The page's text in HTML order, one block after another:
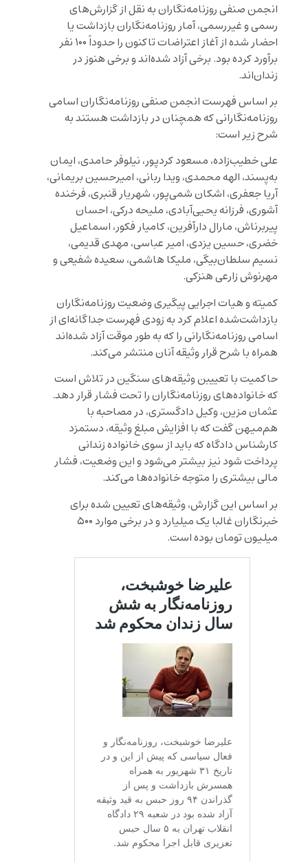
انجمن صنفی روزنامه‌نگاران به نقل از گزارش‌های
رسمی و غیررسمی، آمار روزنامه‌نگاران بازداشت یا
احضار شده از آغاز اعتراضات تاکنون را حدوداً ۱۰۰ نفر
برآورد کرده بود. برخی آزاد شده‌اند و برخی هنوز در
زندان‌اند.
بر اساس فهرست انجمن صنفی روزنامه‌نگاران اسامی
روزنامه‌نگارانی که همچنان در بازداشت هستند به
شرح زیر است:
علی خطیب‌زاده، مسعود کردپور، نیلوفر حامدی، ایمان
به‌‌پسند، الهه محمدی، ویدا ربانی، امیرحسین بریمانی،
آریا جعفری، اشکان شمی‌پور، شهریار قنبری، فرخنده
آشوری، فرزانه یحیی‌آبادی، ملیحه درکی، احسان
پیربرناش، مارال دارآفرین، کامیار فکور، اسماعیل
خضری، حسین یزدی، امیر عباسی، مهدی قدیمی،
نسیم سلطان‌بیگی، ملیکا هاشمی، سعیده شفیعی و
مهرنوش زارعی هنزکی.
کمیته و هیات اجرایی پیگیری وضعیت روزنامه‌نگاران
بازداشت‌شده اعلام کرد به زودی فهرست جداگانه‌ای از
اسامی روزنامه‌نگارانی را که به طور موقت آزاد شده‌اند
همراه با شرح قرار وثیقه آنان منتشر می‌کند.
حاکمیت با تعییبن وثیقه‌های سنگین در تلاش است
که خانواده‌های روزنامه‌نگاران را تحت فشار قرار دهد.
عثمان مزین، وکیل دادگستری، در مصاحبه با
هم‌میهن گفت که با افزایش مبلغ وثیقه، دستمزد
کارشناس دادگاه که باید از سوی خانواده زندانی
پرداخت شود نیز بیشتر می‌شود و این وضعیت، فشار
مالی بیشتری را متوجه خانواده‌ها می‌کند.
بر اساس این گزارش، وثیقه‌های تعیین‌ شده برای
خبرنگاران غالبا یک ‌میلیارد و در برخی موارد ۵۰۰
میلیون تومان بوده است.